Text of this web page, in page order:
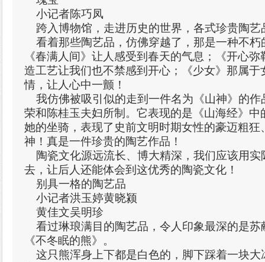
小记者陈巧凤
跨入博物馆，走进历史的世界，各式珍贵陶艺
看着那些陶艺品，仿佛穿越了，那是一种不朽
《春满人间》让人感受到春天的气息；《开心
造工艺让我们也不禁感到开心；《少女》那属于
情，让人心中一颤！
我仿佛被吸引似的走到一件名为《山神》的作
荣和陈桂玉夫妇所制。它表现的是《山海经》中
她的坐骑，表现了史前文明时期女性的豪迈粗狂
神！真是一件珍贵的陶艺作品！
陶瓷文化源远流长、博大精深，我们应该用实
去，让后人还能体会到这优秀的陶瓷文化！
别具一格的陶艺品
小记者洪玉婷黄晓颍
黄佳文吴明珍
看过琳琅满目的陶艺品，令人印象最深的是苏
《不冬眠的熊》。
这只熊浑身上下都是白色的，脚下踩着一块大